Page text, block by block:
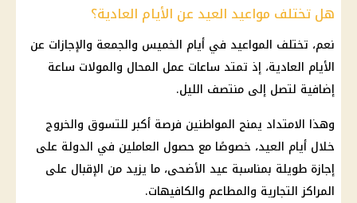
هل تختلف مواعيد العيد عن الأيام العادية؟
نعم، تختلف المواعيد في أيام الخميس والجمعة والإجازات عن
الأيام العادية، إذ تمتد ساعات عمل المحال والمولات ساعة
إضافية لتصل إلى منتصف الليل.
وهذا الامتداد يمنح المواطنين فرصة أكبر للتسوق والخروج
خلال أيام العيد، خصوصًا مع حصول العاملين في الدولة على
إجازة طويلة بمناسبة عيد الأضحى، ما يزيد من الإقبال على
المراكز التجارية والمطاعم والكافيهات.